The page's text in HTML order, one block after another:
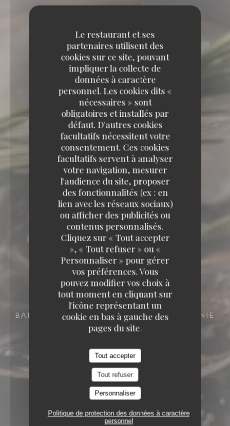
Le restaurant et ses
partenaires utilisent des
cookies sur ce site, pouvant
impliquer la collecte de
données à caractère
personnel. Les cookies dits «
nécessaires » sont
obligatoires et installés par
défaut. D'autres cookies
facultatifs nécessitent votre
consentement. Ces cookies
facultatifs servent à analyser
votre navigation, mesurer
l'audience du site, proposer
des fonctionnalités (ex : en
lien avec les réseaux sociaux)
ou afficher des publicités ou
contenus personnalisés.
Cliquez sur « Tout accepter
», « Tout refuser » ou «
Personnaliser » pour gérer
vos préférences. Vous
pouvez modifier vos choix à
tout moment en cliquant sur
l'icône représentant un
cookie en bas à gauche des
pages du site.
Tout accepter
Tout refuser
Personnaliser
Politique de protection des données à caractère
personnel
BAR RESTAURANT
15 RUE DES FRÈRES BONIE
33000 BORDEAUX